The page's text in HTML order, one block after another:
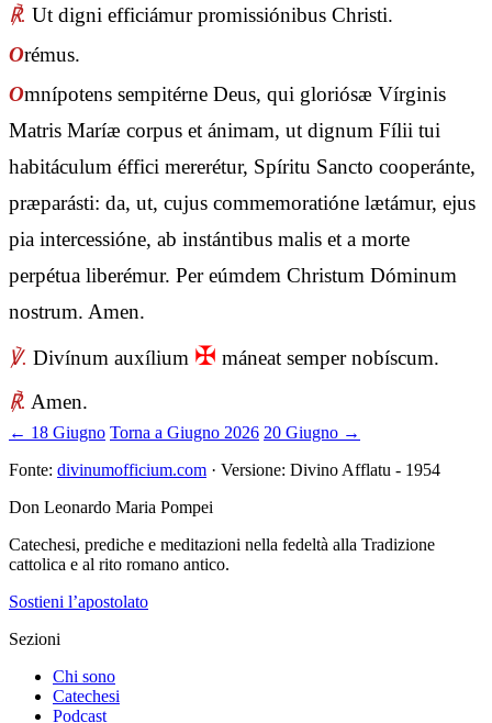
℟. Ut digni efficiámur promissiónibus Christi.
Orémus.
Omnípotens sempitérne Deus, qui gloriósæ Vírginis
Matris Maríæ corpus et ánimam, ut dignum Fílii tui
habitáculum éffici mererétur, Spíritu Sancto cooperánte,
præparásti: da, ut, cujus commemoratióne lætámur, ejus
pia intercessióne, ab instántibus malis et a morte
perpétua liberémur. Per eúmdem Christum Dóminum
nostrum. Amen.
℣. Divínum auxílium ✠ máneat semper nobíscum.
℟. Amen.
← 18 Giugno Torna a Giugno 2026 20 Giugno →
Fonte: divinumofficium.com · Versione: Divino Afflatu - 1954
Don Leonardo Maria Pompei
Catechesi, prediche e meditazioni nella fedeltà alla Tradizione
cattolica e al rito romano antico.
Sostieni l’apostolato
Sezioni
Chi sono
Catechesi
Podcast